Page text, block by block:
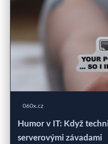
060x.cz
Humor v IT: Když
serverovými závadami